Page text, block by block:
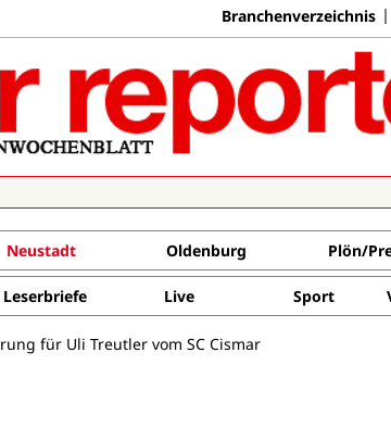
Branchenverzeichnis
Neustadt Oldenburg Plön/
Leserbriefe Live Sport
für Uli Treutler vom SC Cismar